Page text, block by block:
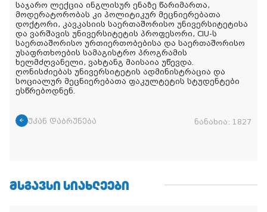
საჯარო ლექცია ინგლისურ ენაზე წარიმართა,
მოდერატორობას კი პოლიტიკურ მეცნიერებათა
დოქტორი, კავკასიის საერთაშორისო უნივერსიტეტისა
და ვარშავის უნივერსიტეტის პროფესორი, CIU-ს
საერთაშორისო ურთიერთობებისა და საერთაშორისო
უსაფრთხოების სამაგისტრო პროგრამის
ხელმძღვანელი, ვახტანგ მაისაია უწევდა.
ღონისძიებას უნივერსიტეტის ადმინისტრაცია და
სოციალურ მეცნიერებათა ფაკულტეტის სტუდენტები
ესწრებოდნენ.
უკან დაბრუნება ნანახია: 1827
ᲛᲡᲒᲐᲕᲡᲘ ᲡᲘᲐᲮᲚᲔᲔᲑᲘ